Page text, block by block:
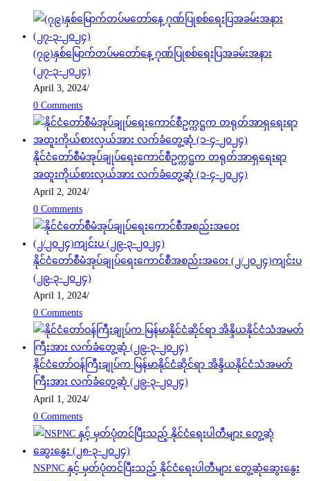
(၇၉)နှစ်မြောက်တပ်မတော်နေ့ ဂုဏ်ပြုစစ်ရေးပြအခမ်းအနား
(၂၇-၃-၂၀၂၄)
April 3, 2024/
0 Comments
နိုင်ငံတော်စီမံအုပ်ချုပ်ရေးကောင်စီဥက္ကဋ္ဌက တရုတ်အာရှရေးရာ
အထူးကိုယ်စားလှယ်အား လက်ခံတွေ့ဆုံ (၁-၄-၂၀၂၄)
April 2, 2024/
0 Comments
နိုင်ငံတော်စီမံအုပ်ချုပ်ရေးကောင်စီအစည်းအဝေး (၂/၂၀၂၄)ကျင်းပ
(၂၉-၃-၂၀၂၄)
April 1, 2024/
0 Comments
နိုင်ငံတော်ဝန်ကြီးချုပ်က မြန်မာနိုင်ငံဆိုင်ရာ အိန္ဒိယနိုင်ငံသံအမတ်
ကြီးအား လက်ခံတွေ့ဆုံ (၂၉-၃-၂၀၂၄)
April 1, 2024/
0 Comments
NSPNC နှင့် မှတ်ပုံတင်ပြီးသည့် နိုင်ငံရေးပါတီများ တွေ့ဆုံဆွေးနွေး